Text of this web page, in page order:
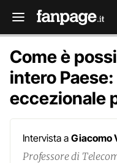
Come è
intero
eccezionale
Intervista a Giacomo
Professore di